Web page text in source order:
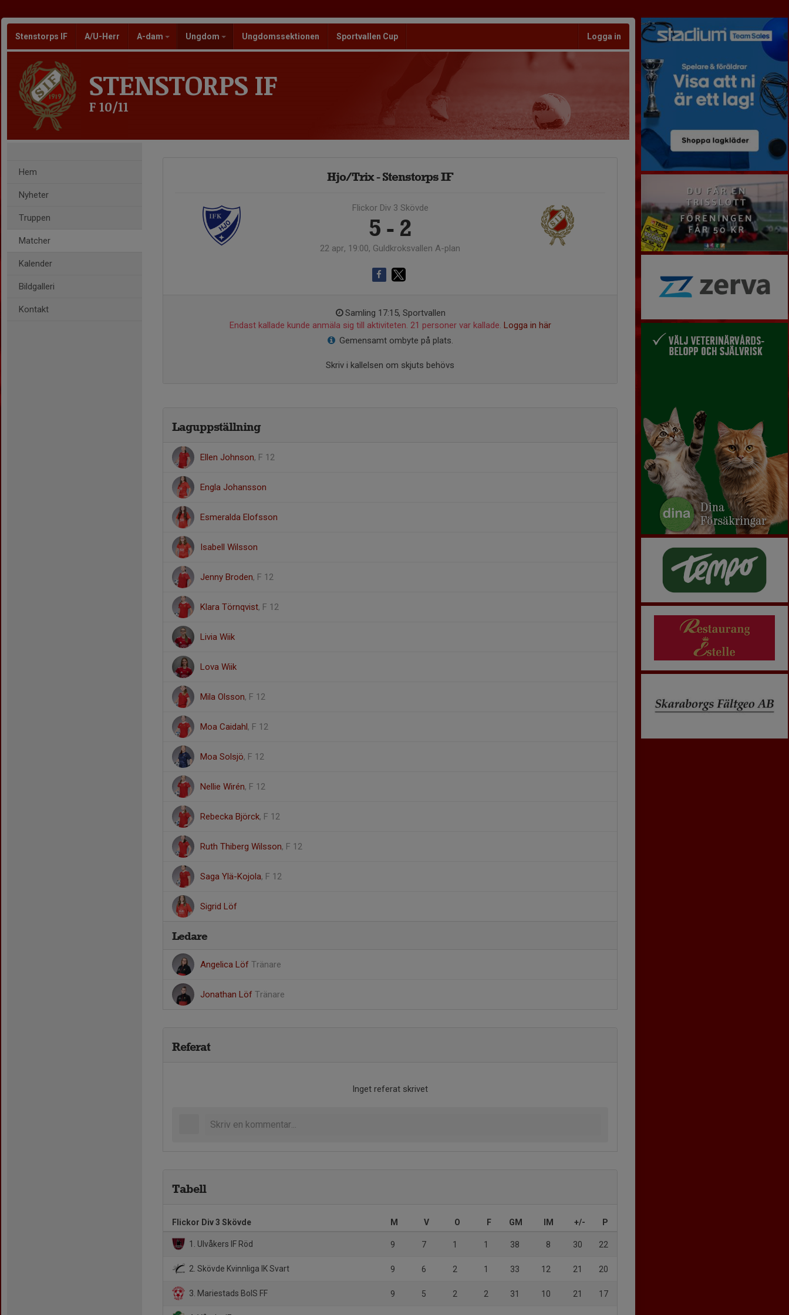
Stenstorps IF A/U-Herr A-dam Ungdom Ungdomssektionen Sportvallen Cup Logga in
STENSTORPS IF
F 10/11
Hem
Nyheter
Truppen
Matcher
Kalender
Bildgalleri
Kontakt
Hjo/Trix - Stenstorps IF
Flickor Div 3 Skövde
5 - 2
22 apr, 19:00, Guldkroksvallen A-plan
Samling 17:15, Sportvallen
Endast kallade kunde anmäla sig till aktiviteten. 21 personer var kallade. Logga in här
Gemensamt ombyte på plats.
Skriv i kallelsen om skjuts behövs
Laguppställning
Ellen Johnson, F 12
Engla Johansson
Esmeralda Elofsson
Isabell Wilsson
Jenny Broden, F 12
Klara Törnqvist, F 12
Livia Wiik
Lova Wiik
Mila Olsson, F 12
Moa Caidahl, F 12
Moa Solsjö, F 12
Nellie Wirén, F 12
Rebecka Björck, F 12
Ruth Thiberg Wilsson, F 12
Saga Ylä-Kojola, F 12
Sigrid Löf
Ledare
Angelica Löf Tränare
Jonathan Löf Tränare
Referat
Inget referat skrivet
Tabell
Flickor Div 3 Skövde M V O F GM IM +/- P
1. Ulvåkers IF Röd 9 7 1 1 38 8 30 22
2. Skövde Kvinnliga IK Svart 9 6 2 1 33 12 21 20
3. Mariestads BoIS FF 9 5 2 2 31 10 21 17